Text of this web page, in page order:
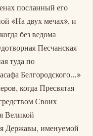
посланный его
«На двух мечах», и
без ведома
Песчанская
туда по
Белгородского…»
когда Пресвятая
Своих
Великой
Державы, именуемой